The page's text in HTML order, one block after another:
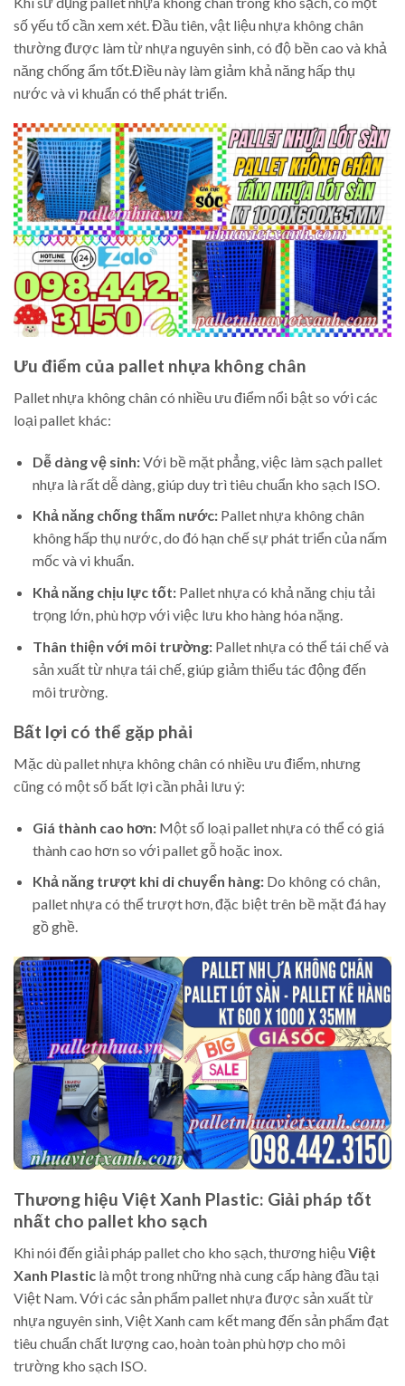
số yếu tố cần xem xét. Đầu tiên, vật liệu nhựa không chân
thường được làm từ nhựa nguyên sinh, có độ bền cao và khả
năng chống ẩm tốt.Điều này làm giảm khả năng hấp thụ
nước và vi khuẩn có thể phát triển.
Ưu điểm của pallet nhựa không chân
Pallet nhựa không chân có nhiều ưu điểm nổi bật so với các
loại pallet khác:
Dễ dàng vệ sinh:Với bề mặt phẳng, việc làm sạch pallet
nhựa là rất dễ dàng, giúp duy trì tiêu chuẩn kho sạch ISO.
Khả năng chống thấm nước:Pallet nhựa không chân
không hấp thụ nước, do đó hạn chế sự phát triển của nấm
mốc và vi khuẩn.
Khả năng chịu lực tốt:Pallet nhựa có khả năng chịu tải
trọng lớn, phù hợp với việc lưu kho hàng hóa nặng.
Thân thiện với môi trường:Pallet nhựa có thể tái chế và
sản xuất từ nhựa tái chế, giúp giảm thiểu tác động đến
môi trường.
Bất lợi có thể gặp phải
Mặc dù pallet nhựa không chân có nhiều ưu điểm, nhưng
cũng có một số bất lợi cần phải lưu ý:
Giá thành cao hơn:Một số loại pallet nhựa có thể có giá
thành cao hơn so với pallet gỗ hoặc inox.
Khả năng trượt khi di chuyển hàng:Do không có chân,
pallet nhựa có thể trượt hơn, đặc biệt trên bề mặt đá hay
gồ ghề.
Thương hiệu Việt Xanh Plastic: Giải pháp tốt
nhất cho pallet kho sạch
Khi nói đến giải pháp pallet cho kho sạch, thương hiệuViệt
Xanh Plastic là một trong những nhà cung cấp hàng đầu tại
Việt Nam. Với các sản phẩm pallet nhựa được sản xuất từ
nhựa nguyên sinh, Việt Xanh cam kết mang đến sản phẩm đạt
tiêu chuẩn chất lượng cao, hoàn toàn phù hợp cho môi
trường kho sạch ISO.